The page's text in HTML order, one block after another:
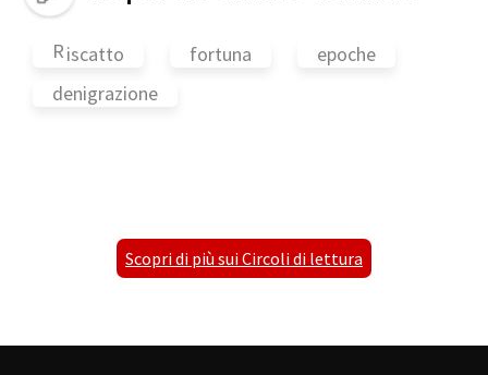
Riscatto fortuna
epoche
denigrazione
Scopri di più sui Circoli di lettura